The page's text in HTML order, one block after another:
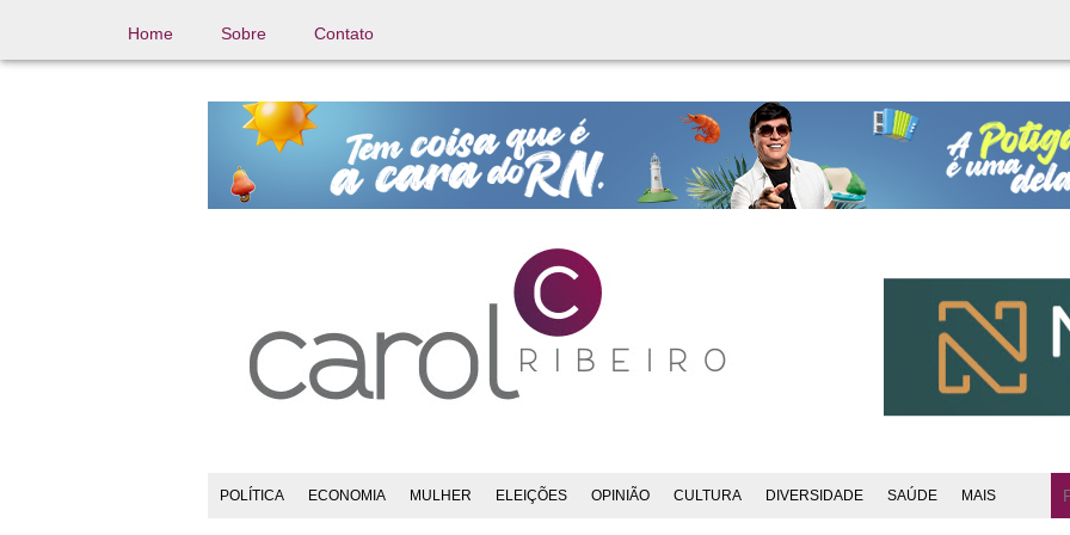
Home Sobre Contato
POLÍTICA ECONOMIA MULHER ELEIÇÕES OPINIÃO CULTURA DIVERSIDADE SAÚDE MAIS